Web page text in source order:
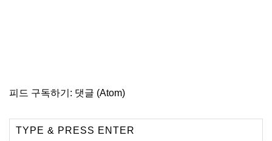
피드 구독하기: 댓글 (Atom)